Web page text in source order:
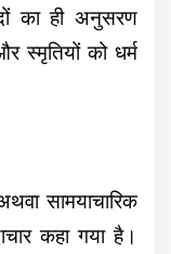
का ही अनुसरण
स्मृतियों को धर्म
सामयाचारिक
कहा गया है।